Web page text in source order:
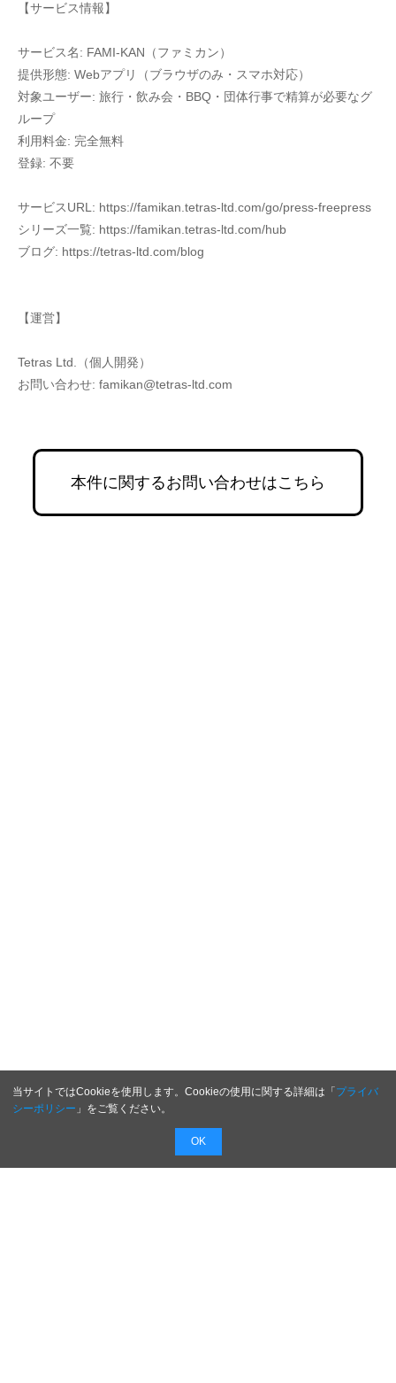
当サイトではCookieを使用します。Cookieの使用に関する詳細は「プライバ
シーポリシー 」をご覧ください。
OK
【サービス情報】
サービス名: FAMI-KAN（ファミカン）
提供形態: Webアプリ（ブラウザのみ・スマホ対応）
対象ユーザー: 旅行・飲み会・BBQ・団体行事で精算が必要なグ
ループ
利用料金: 完全無料
登録: 不要
サービスURL: https://famikan.tetras-ltd.com/go/press-freepress
シリーズ一覧: https://famikan.tetras-ltd.com/hub
ブログ: https://tetras-ltd.com/blog
【運営】
Tetras Ltd.（個人開発）
お問い合わせ: famikan@tetras-ltd.com
本件に関するお問い合わせはこちら